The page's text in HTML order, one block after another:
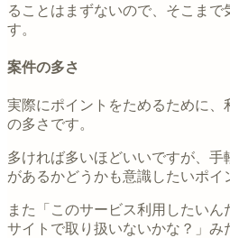
ることはまずないので、そこま
す。
案件の多さ
実際にポイントをためるために
の多さです。
多ければ多いほどいいですが、
があるかどうかも意識したいポイ
また「このサービス利用したいん
サイトで取り扱いないかな？」み